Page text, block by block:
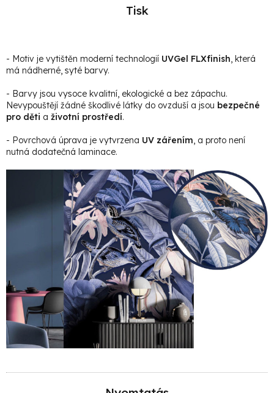
Tisk
- Motiv je vytištěn moderní technologií UVGel FLXfinish, která
má nádherné, syté barvy.
- Barvy jsou vysoce kvalitní, ekologické a bez zápachu.
Nevypouštějí žádné škodlivé látky do ovzduší a jsou bezpečné
pro děti a životní prostředí.
- Povrchová úprava je vytvrzena UV zářením, a proto není
nutná dodatečná laminace.